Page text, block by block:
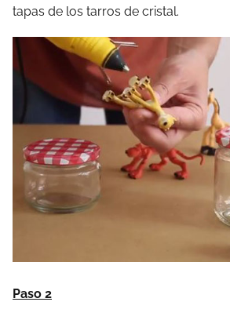
tapas de los tarros de cristal.
Paso 2